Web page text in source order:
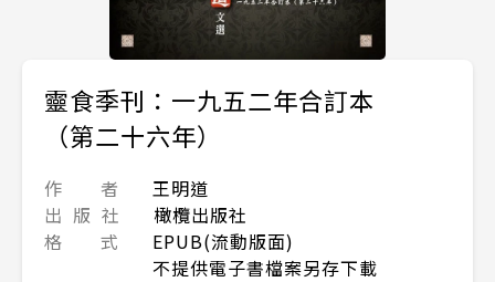
靈食季刊：一九五二年合訂本
（第二十六年）
作 者
王明道
出 版 社
橄欖出版社
格 式
EPUB(流動版面)
不提供電子書檔案另存下載